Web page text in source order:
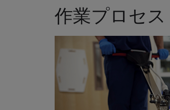
作業プロセス